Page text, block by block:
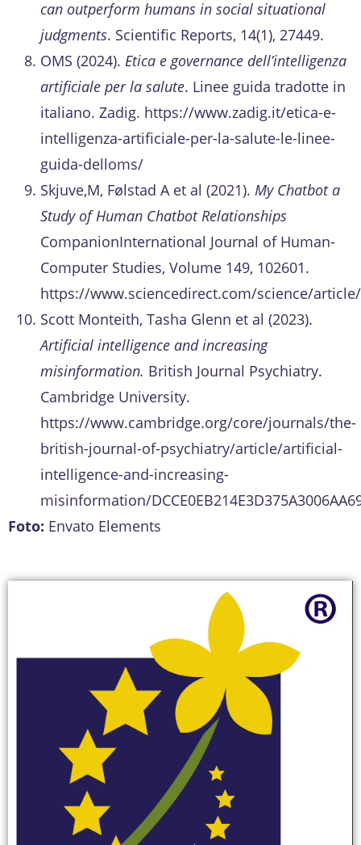
can outperform humans in social situational
judgments. Scientific Reports, 14(1), 27449.
OMS (2024). Etica e governance dell’intelligenza
artificiale per la salute. Linee guida tradotte in
italiano. Zadig. https://www.zadig.it/etica-e-
intelligenza-artificiale-per-la-salute-le-linee-
guida-delloms/
Skjuve,M, Følstad A et al (2021). My Chatbot a
Study of Human Chatbot Relationships
CompanionInternational Journal of Human-
Computer Studies, Volume 149, 102601.
https://www.sciencedirect.com/science/
Scott Monteith, Tasha Glenn et al (2023).
Artificial intelligence and increasing
misinformation. British Journal Psychiatry.
Cambridge University.
https://www.cambridge.org/core/journals/the-
british-journal-of-psychiatry/article/artificial-
intelligence-and-increasing-
misinformation/
Foto: Envato Elements